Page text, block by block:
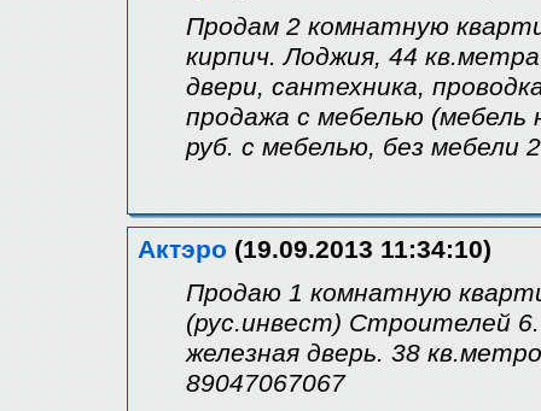
Продам 2 комнатную
кирпич. Лоджия, 44
двери, сантехника,
продажа с мебелью (мебель
руб. с мебелью, без мебели
Актэро (19.09.2013 11:34:10)
Продаю 1 комнатную
(рус.инвест) Строителей
железная дверь. 38
89047067067